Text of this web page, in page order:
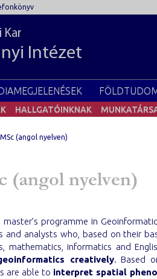
Kar
Intézet
HALLGATÓINKNAK
(angol nyelven)
(angol nyelven)
programme in
and analysts who, based on their
mathematics, informatics and
creatively. Based
are able to interpret spatial